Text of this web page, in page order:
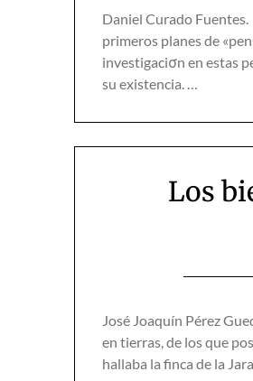
Daniel Curado
primeros planes de
investigaciσn en estas
su existencia. …
Los
José Joaquín Pérez
en tierras, de los que
hallaba la finca de la